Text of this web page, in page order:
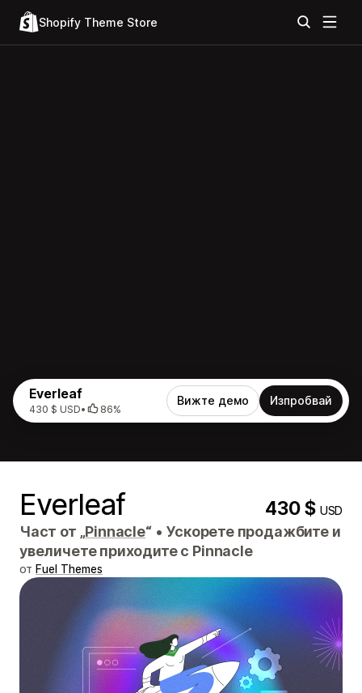
Shopify Theme Store
Everleaf
430 $ USD• 86%
Вижте демо Изпробвай
Everleaf 430 $USD
Част от „Pinnacle“ • Ускорете продажбите и
увеличете приходите с Pinnacle
от Fuel Themes